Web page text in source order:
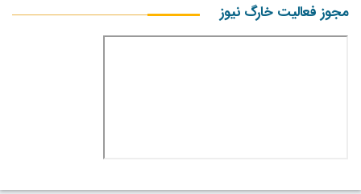
مجوز فعالیت خارگ نیوز